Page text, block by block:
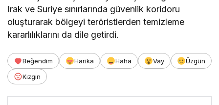
Irak ve Suriye sınırlarında güvenlik koridoru
oluşturarak bölgeyi teröristlerden temizleme
kararlılıklarını da dile getirdi.
Beğendim Harika Haha Vay
Üzgün
Kızgın